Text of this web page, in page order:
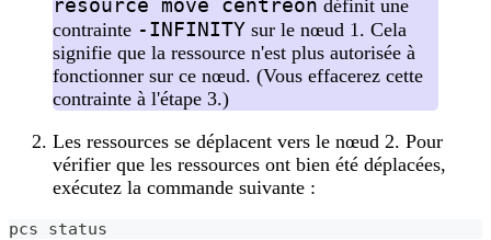
resource move centreon définit une
contrainte -INFINITY sur le nœud 1. Cela
signifie que la ressource n'est plus autorisée à
fonctionner sur ce nœud. (Vous effacerez cette
contrainte à l'étape 3.)
Les ressources se déplacent vers le nœud 2. Pour
vérifier que les ressources ont bien été déplacées,
exécutez la commande suivante :
pcs status